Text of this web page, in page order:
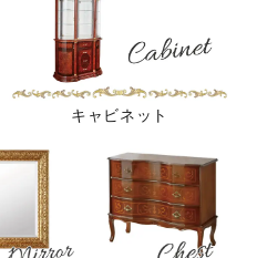
キャビネット